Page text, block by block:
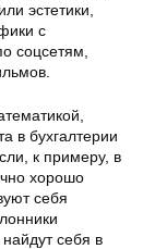
эстетики,
с
соцсетям,
в бухгалтерии
к примеру, в
хорошо
себя
себя в